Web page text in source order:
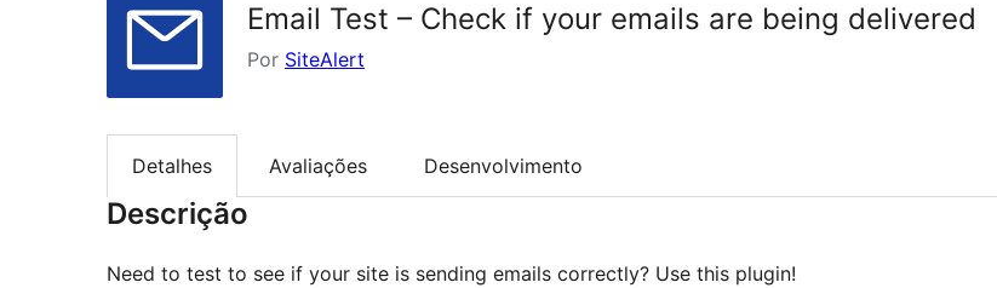
Email Test – Check if your emails are being delivered
Por SiteAlert
Detalhes Avaliações Desenvolvimento
Descrição
Need to test to see if your site is sending emails correctly? Use this plugin!